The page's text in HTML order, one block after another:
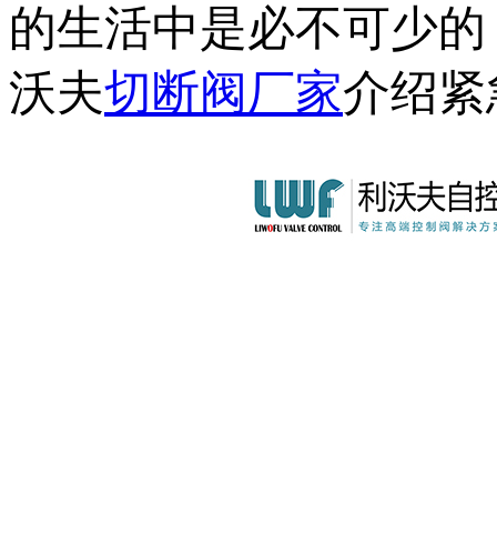
的生活中是必不可少
沃夫切断阀厂家介绍紧